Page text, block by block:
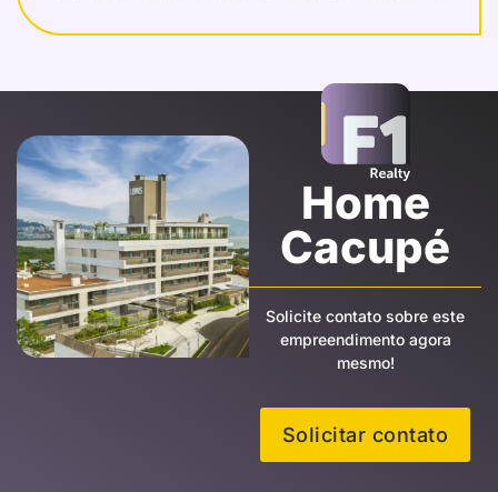
Home
Cacupé
Solicite contato sobre este
empreendimento agora
mesmo!
Solicitar contato